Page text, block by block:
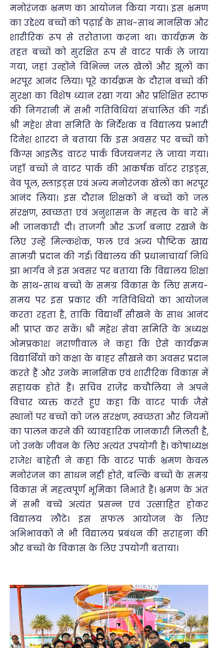
मनोरंजक भ्रमण का आयोजन किया गया। इस भ्रमण
का उद्देश्य बच्चों को पढ़ाई के साथ-साथ मानसिक और
शारीरिक रूप से तरोताजा करना था। कार्यक्रम के
तहत बच्चों को सुरक्षित रूप से वाटर पार्क ले जाया
गया, जहां उन्होंने विभिन्न जल खेलों और झूलों का
भरपूर आनंद लिया। पूरे कार्यक्रम के दौरान बच्चों की
सुरक्षा का विशेष ध्यान रखा गया और प्रशिक्षित स्टाफ
की निगरानी में सभी गतिविधियां संचालित की गईं।
श्री महेश सेवा समिति के निर्देशक व विद्यालय प्रभारी
दिनेश शारदा ने बताया कि इस अवसर पर बच्चों को
किंग्स आइलैंड वाटर पार्क विजयनगर ले जाया गया।
जहाँ बच्चों ने वाटर पार्क की आकर्षक वॉटर राइड्स,
वेव पूल, स्लाइड्स एवं अन्य मनोरंजक खेलों का भरपूर
आनंद लिया। इस दौरान शिक्षकों ने बच्चों को जल
संरक्षण, स्वच्छता एवं अनुशासन के महत्व के बारे में
भी जानकारी दी। ताजगी और ऊर्जा बनाए रखने के
लिए उन्हें मिल्कशेक, फल एवं अन्य पौष्टिक खाद्य
सामग्री प्रदान की गई। विद्यालय की प्रधानाचार्या निधि
झा भार्गव ने इस अवसर पर बताया कि विद्यालय शिक्षा
के साथ-साथ बच्चों के समग्र विकास के लिए समय-
समय पर इस प्रकार की गतिविधियों का आयोजन
करता रहता है, ताकि विद्यार्थी सीखने के साथ आनंद
भी प्राप्त कर सकें। श्री महेश सेवा समिति के अध्यक्ष
ओमप्रकाश नराणीवाल ने कहा कि ऐसे कार्यक्रम
विद्यार्थियों को कक्षा के बाहर सीखने का अवसर प्रदान
करते हैं और उनके मानसिक एवं शारीरिक विकास में
सहायक होते हैं। सचिव राजेंद्र कचौलिया ने अपने
विचार व्यक्त करते हुए कहा कि वाटर पार्क जैसे
स्थानों पर बच्चों को जल संरक्षण, स्वच्छता और नियमों
का पालन करने की व्यावहारिक जानकारी मिलती है,
जो उनके जीवन के लिए अत्यंत उपयोगी है। कोषाध्यक्ष
राजेश बाहेती ने कहा कि वाटर पार्क भ्रमण केवल
मनोरंजन का साधन नहीं होते, बल्कि बच्चों के समग्र
विकास में महत्वपूर्ण भूमिका निभाते हैं। भ्रमण के अंत
में सभी बच्चे अत्यंत प्रसन्न एवं उत्साहित होकर
विद्यालय लौटे। इस सफल आयोजन के लिए
अभिभावकों ने भी विद्यालय प्रबंधन की सराहना की
और बच्चों के विकास के लिए उपयोगी बताया।